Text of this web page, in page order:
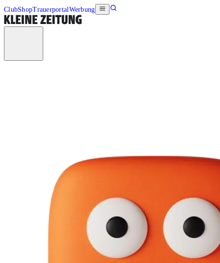
ClubShopTrauerportalWerbung